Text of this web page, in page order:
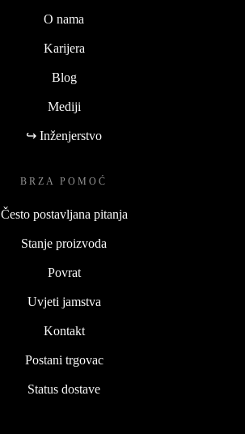
O nama
Karijera
Blog
Mediji
↪ Inženjerstvo
BRZA POMOĆ
Često postavljana pitanja
Stanje proizvoda
Povrat
Uvjeti jamstva
Kontakt
Postani trgovac
Status dostave